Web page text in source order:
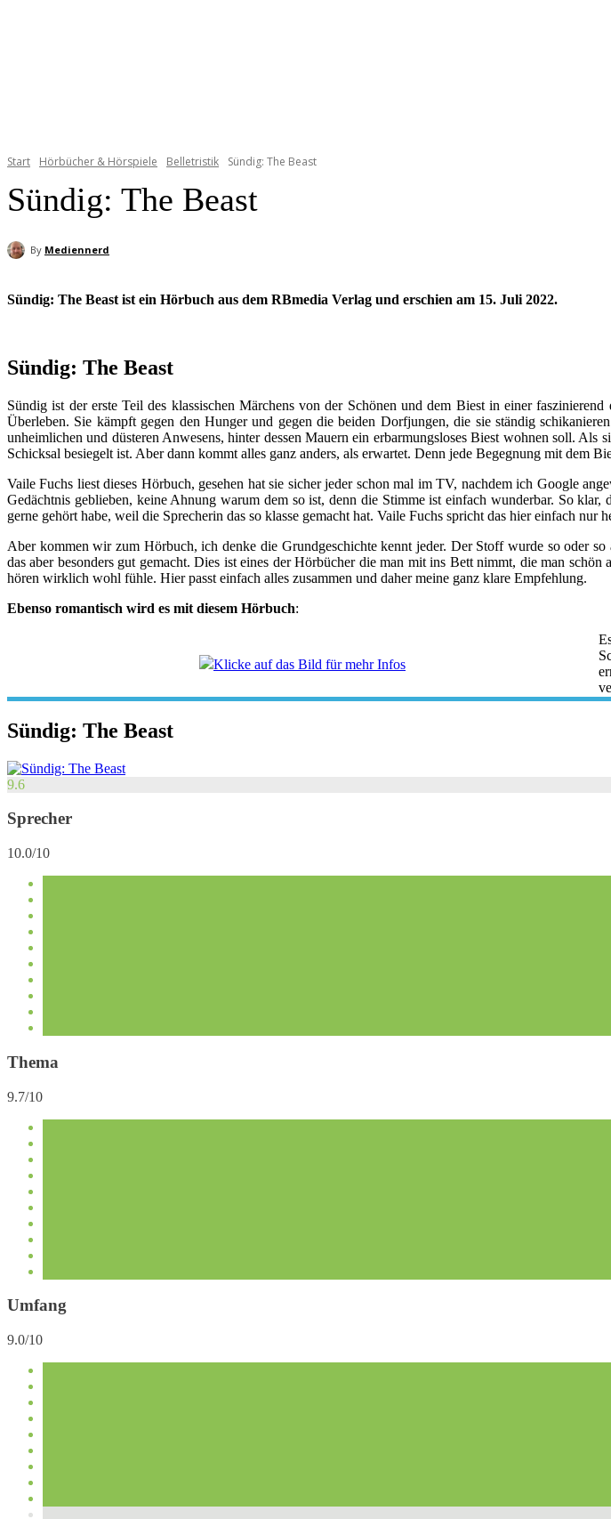
Start Hörbücher & Hörspiele Belletristik Sündig: The Beast
Sündig: The Beast
By Mediennerd
Sündig: The Beast ist ein Hörbuch aus dem RBmedia Verlag und erschien am 15. Juli 2022.
Sündig: The Beast
Sündig ist der erste Teil des klassischen Märchens von der Schönen und dem Biest in einer
Überleben. Sie kämpft gegen den Hunger und gegen die beiden Dorfjungen, die sie ständig
unheimlichen und düsteren Anwesens, hinter dessen Mauern ein erbarmungsloses Biest wohnen soll.
Schicksal besiegelt ist. Aber dann kommt alles ganz anders, als erwartet. Denn jede Begegnung mit dem
Vaile Fuchs liest dieses Hörbuch, gesehen hat sie sicher jeder schon mal im TV, nachdem ich Google
Gedächtnis geblieben, keine Ahnung warum dem so ist, denn die Stimme ist einfach wunderbar. So
gerne gehört habe, weil die Sprecherin das so klasse gemacht hat. Vaile Fuchs spricht das hier einfach nur
Aber kommen wir zum Hörbuch, ich denke die Grundgeschichte kennt jeder. Der Stoff wurde so oder
das aber besonders gut gemacht. Dies ist eines der Hörbücher die man mit ins Bett nimmt, die man
hören wirklich wohl fühle. Hier passt einfach alles zusammen und daher meine ganz klare Empfehlung.
Ebenso romantisch wird es mit diesem Hörbuch:
Klicke auf das Bild für mehr Infos
Sündig: The Beast
9.6
Sprecher
10.0/10
Thema
9.7/10
Umfang
9.0/10